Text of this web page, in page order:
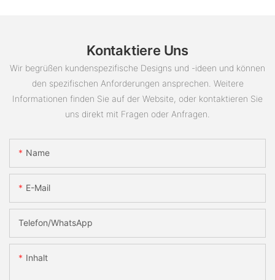
Kontaktiere Uns
Wir begrüßen kundenspezifische Designs und -ideen und können
den spezifischen Anforderungen ansprechen. Weitere
Informationen finden Sie auf der Website, oder kontaktieren Sie
uns direkt mit Fragen oder Anfragen.
Name
E-Mail
Telefon/WhatsApp
Inhalt